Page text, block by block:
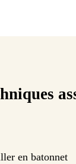
en batonnet